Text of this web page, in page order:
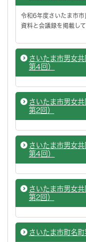
令和6年度さいたま市
資料と会議録を掲載して
さいたま市男女
第4回）
さいたま市男女
第2回）
さいたま市男女
第4回）
さいたま市男女
第2回）
さいたま市町名